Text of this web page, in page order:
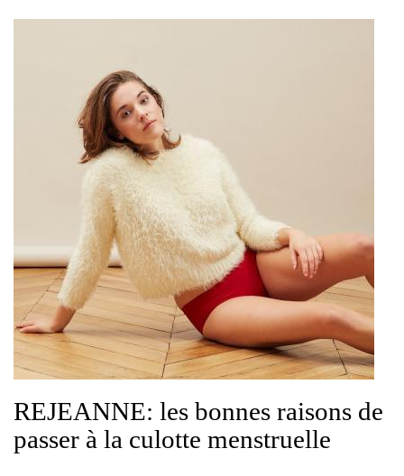
REJEANNE: les bonnes raisons de
passer à la culotte menstruelle